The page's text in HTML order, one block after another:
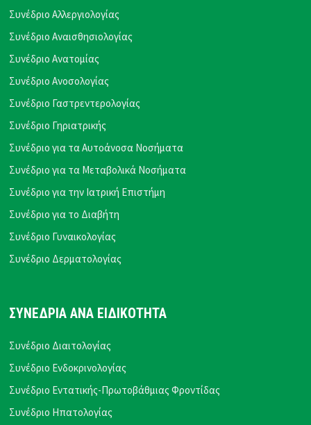
Συνέδριο Αλλεργιολογίας
Συνέδριο Αναισθησιολογίας
Συνέδριο Ανατομίας
Συνέδριο Ανοσολογίας
Συνέδριο Γαστρεντερολογίας
Συνέδριο Γηριατρικής
Συνέδριο για τα Αυτοάνοσα Νοσήματα
Συνέδριο για τα Μεταβολικά Νοσήματα
Συνέδριο για την Ιατρική Επιστήμη
Συνέδριο για το Διαβήτη
Συνέδριο Γυναικολογίας
Συνέδριο Δερματολογίας
ΣΥΝΕΔΡΙΑ ΑΝΑ ΕΙΔΙΚΟΤΗΤΑ
Συνέδριο Διαιτολογίας
Συνέδριο Ενδοκρινολογίας
Συνέδριο Εντατικής-Πρωτοβάθμιας Φροντίδας
Συνέδριο Ηπατολογίας